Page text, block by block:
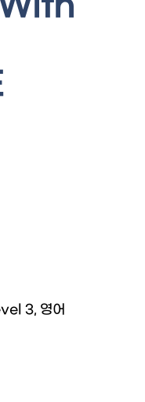
3, 영어